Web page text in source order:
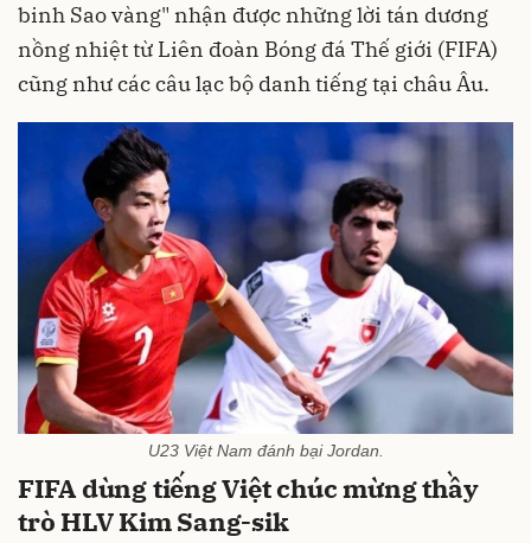
binh Sao vàng" nhận được những lời tán dương
nồng nhiệt từ Liên đoàn Bóng đá Thế giới (FIFA)
cũng như các câu lạc bộ danh tiếng tại châu Âu.
U23 Việt Nam đánh bại Jordan.
FIFA dùng tiếng Việt chúc mừng thầy
trò HLV Kim Sang-sik